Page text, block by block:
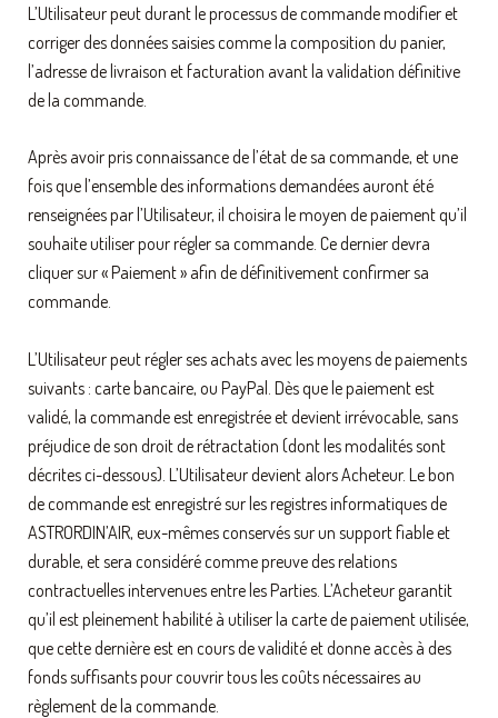
L’Utilisateur peut durant le processus de commande modifier et
corriger des données saisies comme la composition du panier,
l’adresse de livraison et facturation avant la validation définitive
de la commande.
Après avoir pris connaissance de l’état de sa commande, et une
fois que l’ensemble des informations demandées auront été
renseignées par l’Utilisateur, il choisira le moyen de paiement qu’il
souhaite utiliser pour régler sa commande. Ce dernier devra
cliquer sur « Paiement » afin de définitivement confirmer sa
commande.
L’Utilisateur peut régler ses achats avec les moyens de paiements
suivants : carte bancaire, ou PayPal. Dès que le paiement est
validé, la commande est enregistrée et devient irrévocable, sans
préjudice de son droit de rétractation (dont les modalités sont
décrites ci-dessous). L’Utilisateur devient alors Acheteur. Le bon
de commande est enregistré sur les registres informatiques de
ASTRORDIN’AIR, eux-mêmes conservés sur un support fiable et
durable, et sera considéré comme preuve des relations
contractuelles intervenues entre les Parties. L’Acheteur garantit
qu’il est pleinement habilité à utiliser la carte de paiement utilisée,
que cette dernière est en cours de validité et donne accès à des
fonds suffisants pour couvrir tous les coûts nécessaires au
règlement de la commande.